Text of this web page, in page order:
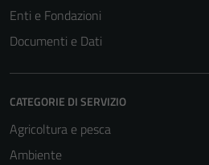
Enti e Fondazioni
Documenti e Dati
CATEGORIE DI SERVIZIO
Agricoltura e pesca
Ambiente